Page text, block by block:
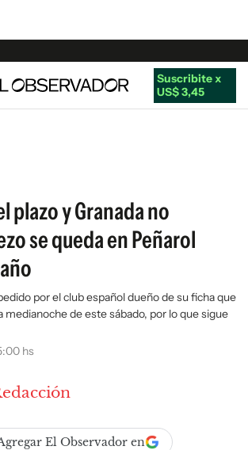
Suscribite x
US$ 3,45
plazo y Granada no
se queda en Peñarol
por el club español dueño de su ficha que
medianoche de este sábado, por lo que sigue
hs
El Observador en